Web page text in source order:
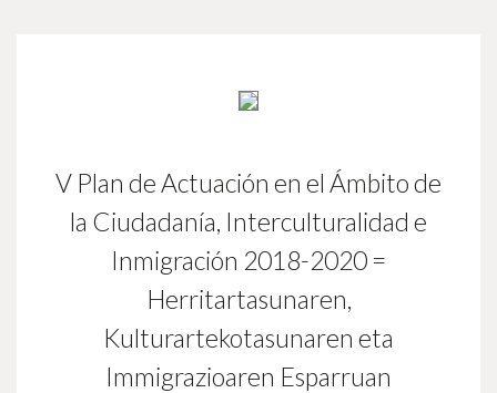
V Plan de Actuación en el Ámbito de
la Ciudadanía, Interculturalidad e
Inmigración 2018-2020 =
Herritartasunaren,
Kulturartekotasunaren eta
Immigrazioaren Esparruan